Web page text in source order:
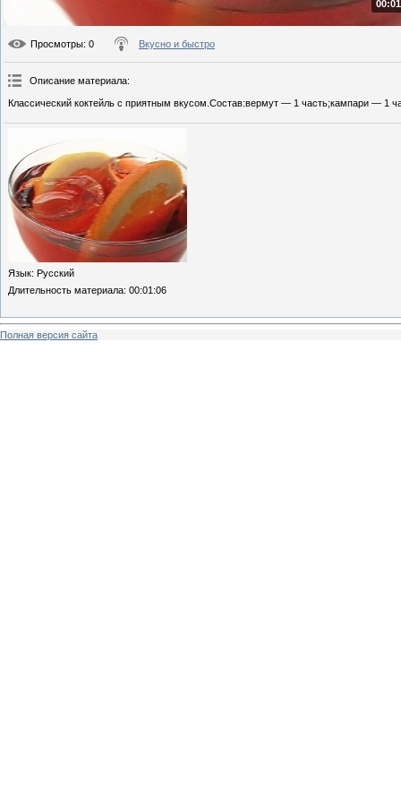
Просмотры: 0 Вкусно и быстро
Описание материала:
Классический коктейль с приятным вкусом.Состав:вермут — 1 часть;кампари — 1
Язык: Русский
Длительность материала: 00:01:06
Полная версия сайта